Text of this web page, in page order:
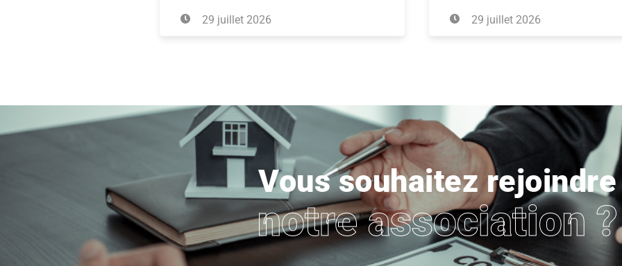
29 juillet 2026 29 juillet 2026
Vous souhaitez rejoindre
notre association ?